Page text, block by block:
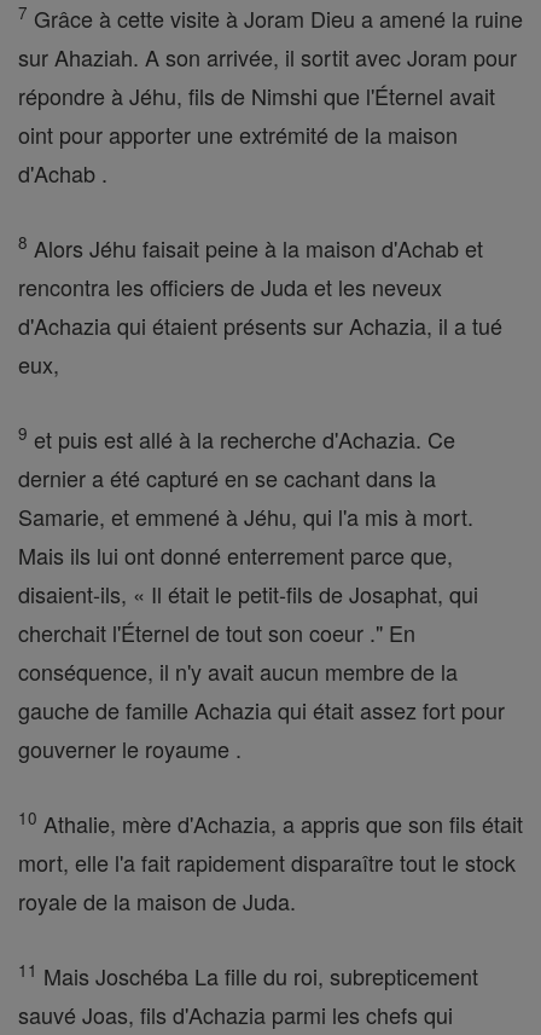
7 Grâce à cette visite à Joram Dieu a amené la ruine
sur Ahaziah. A son arrivée, il sortit avec Joram pour
répondre à Jéhu, fils de Nimshi que l'Éternel avait
oint pour apporter une extrémité de la maison
d'Achab .
8 Alors Jéhu faisait peine à la maison d'Achab et
rencontra les officiers de Juda et les neveux
d'Achazia qui étaient présents sur Achazia, il a tué
eux,
9 et puis est allé à la recherche d'Achazia. Ce
dernier a été capturé en se cachant dans la
Samarie, et emmené à Jéhu, qui l'a mis à mort.
Mais ils lui ont donné enterrement parce que,
disaient-ils, « Il était le petit-fils de Josaphat, qui
cherchait l'Éternel de tout son coeur ." En
conséquence, il n'y avait aucun membre de la
gauche de famille Achazia qui était assez fort pour
gouverner le royaume .
10 Athalie, mère d'Achazia, a appris que son fils était
mort, elle l'a fait rapidement disparaître tout le stock
royale de la maison de Juda.
11 Mais Joschéba La fille du roi, subrepticement
sauvé Joas, fils d'Achazia parmi les chefs qui